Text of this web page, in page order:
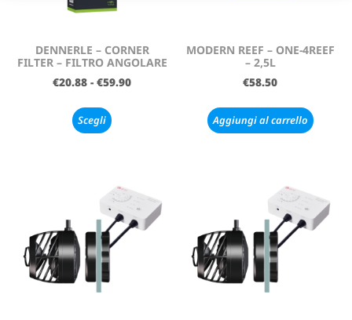
DENNERLE – CORNER
FILTER – FILTRO ANGOLARE
€20.88 - €59.90
Scegli
MODERN REEF – ONE-4REEF
– 2,5L
€58.50
Aggiungi al carrello